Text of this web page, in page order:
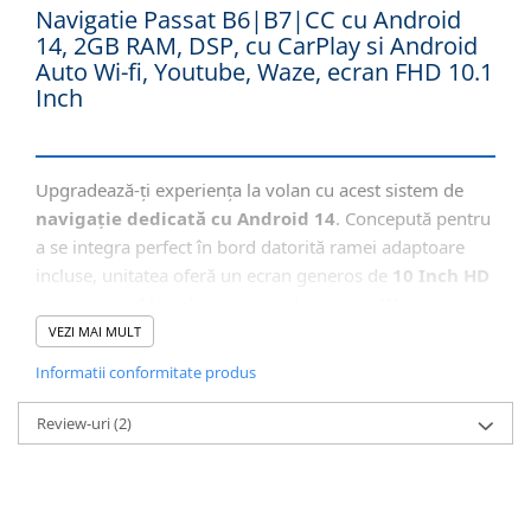
Camera Trafic DVR
Rama adaptare
Camera marsarier dedicata
Rame adaptare 2DIN
Camera frontala
Accesorii auto
Suport Telefon
Lanterne
Senzori Parcare
Electrice auto
Redresoare Auto
Navigatie Passat B6|B7|CC cu Android
14, 2GB RAM, DSP, cu CarPlay si Android
Auto Wi-fi, Youtube, Waze, ecran FHD 10.1
Inch
Upgradează-ți experiența la volan cu acest sistem de
navigație dedicată cu Android 14. Concepută pentru
a se integra perfect în bord datorită ramei adaptoare
incluse, unitatea oferă un ecran generos de 10 Inch HD
Google Maps, YouTube sau Spotify
conectezi smartphone-ul fără cabluri, iar comenzile
vocale îmbunătățesc siguranța și confortul pe toată
durata condusului.
VEZI MAI MULT
Informatii conformitate produs
Review-uri(2)